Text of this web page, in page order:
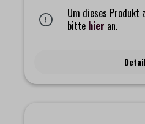
kommt mit einem
knickfreie sichere Leitungen bei
Um dieses Produkt
bitte hier an.